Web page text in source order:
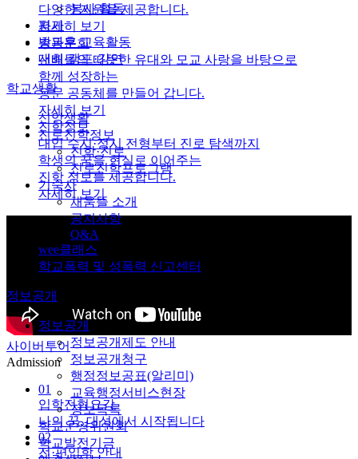
봉사 활동
평가
방과후 교육활동
대회·캠프·강연
학교생활
신앙생활
진로진학정보
진학·진로
진로진학프로그램
기숙사
채움뜰 소개
공지사항
Q&A
wee클래스
학교폭력 및 성폭력 신고센터
정보공개
정보공개
정보공개제도 안내
정보공개청구
행정정보공표(알리미)
교육행정서비스현장
정보목록
학교운영위원회
학교발전기금
다양한 지원을 제공합니다.
자세히 보기
총동문회
선배들의 따뜻한 유대와 모교 사랑을 바탕으로
함께 성장하는
동문 공동체를 만들어 갑니다.
자세히 보기
진학정보
대입 수시·정시 전형부터 진로 탐색까지
학생의 꿈을 현실로 이어주는
진학 정보를 제공합니다.
자세히 보기
사이버투어
Admission
01
입학전형요강
나의 꿈, 대성에서 시작됩니다
02
전·편입학 안내